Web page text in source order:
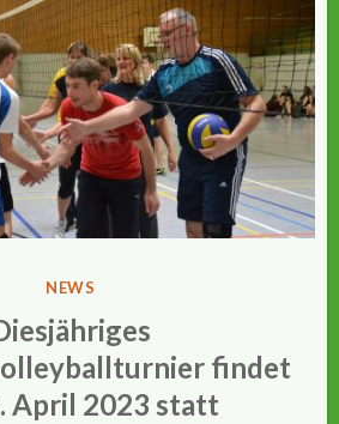
VERÖFFENTLICHT
IN
NEWS
findet
April 2023 statt